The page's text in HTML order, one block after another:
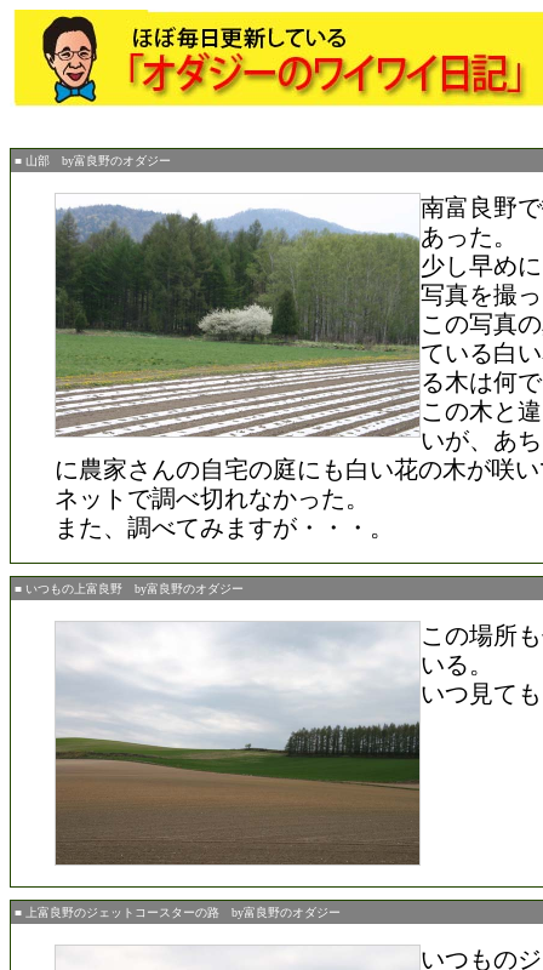
■ 山部 by富良野のオダジー
南富良野
あった。
少し早め
写真を撮
この写真
ている白
る木は何
この木と
いが、あ
に農家さんの自宅の庭にも白い花の木が咲
ネットで調べ切れなかった。
また、調べてみますが・・・。
■ いつもの上富良野 by富良野のオダジー
この場所
いる。
いつ見て
■ 上富良野のジェットコースターの路 by富良野のオダジー
いつもの